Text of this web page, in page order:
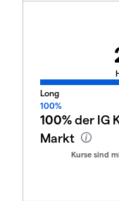
Long
100%
100%der IG
Markt
Kurse sind